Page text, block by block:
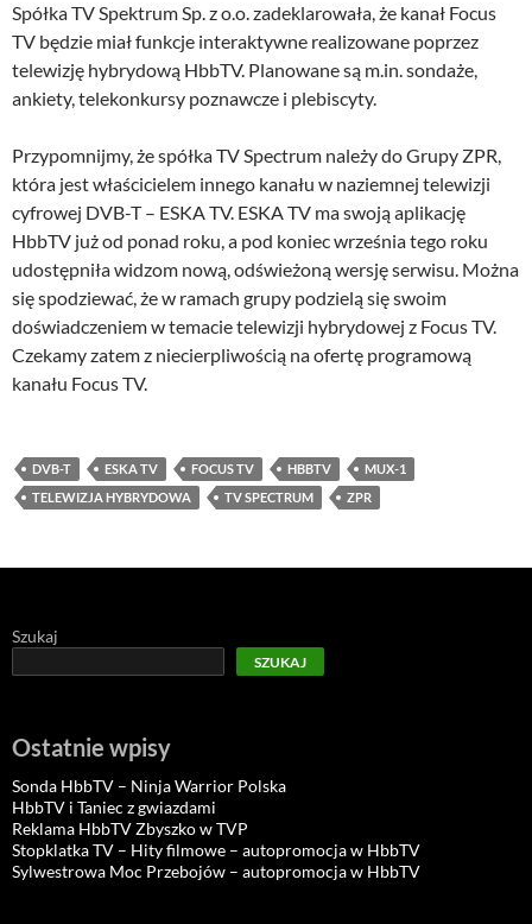
Spółka TV Spektrum Sp. z o.o. zadeklarowała, że kanał Focus
TV będzie miał funkcje interaktywne realizowane poprzez
telewizję hybrydową HbbTV. Planowane są m.in. sondaże,
ankiety, telekonkursy poznawcze i plebiscyty.
Przypomnijmy, że spółka TV Spectrum należy do Grupy ZPR,
która jest właścicielem innego kanału w naziemnej telewizji
cyfrowej DVB-T – ESKA TV. ESKA TV ma swoją aplikację
HbbTV już od ponad roku, a pod koniec września tego roku
udostępniła widzom nową, odświeżoną wersję serwisu. Można
się spodziewać, że w ramach grupy podzielą się swoim
doświadczeniem w temacie telewizji hybrydowej z Focus TV.
Czekamy zatem z niecierpliwością na ofertę programową
kanału Focus TV.
DVB-T ESKA TV FOCUS TV HBBTV
MUX-1
TELEWIZJA HYBRYDOWA
TV SPECTRUM ZPR
Szukaj
SZUKAJ
Ostatnie wpisy
Sonda HbbTV – Ninja Warrior Polska
HbbTV i Taniec z gwiazdami
Reklama HbbTV Zbyszko w TVP
Stopklatka TV – Hity filmowe – autopromocja w HbbTV
Sylwestrowa Moc Przebojów – autopromocja w HbbTV